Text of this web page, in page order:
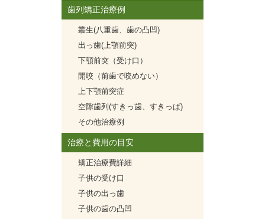
歯列矯正治療例
叢生(八重歯、歯の凸凹)
出っ歯(上顎前突)
下顎前突（受け口）
開咬（前歯で咬めない）
上下顎前突症
空隙歯列(すきっ歯、すきっぱ)
その他治療例
治療と費用の目安
矯正治療費詳細
子供の受け口
子供の出っ歯
子供の歯の凸凹